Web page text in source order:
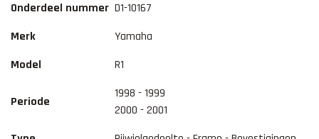
Onderdeel nummer D1-10167
Merk
Yamaha
Model
R1
Periode
1998 - 1999
2000 - 2001